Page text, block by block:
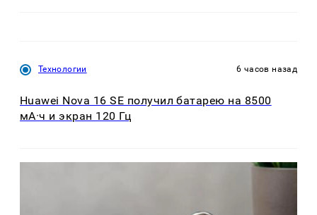
Технологии 6 часов назад
Huawei Nova 16 SE получил батарею на 8500
мА·ч и экран 120 Гц